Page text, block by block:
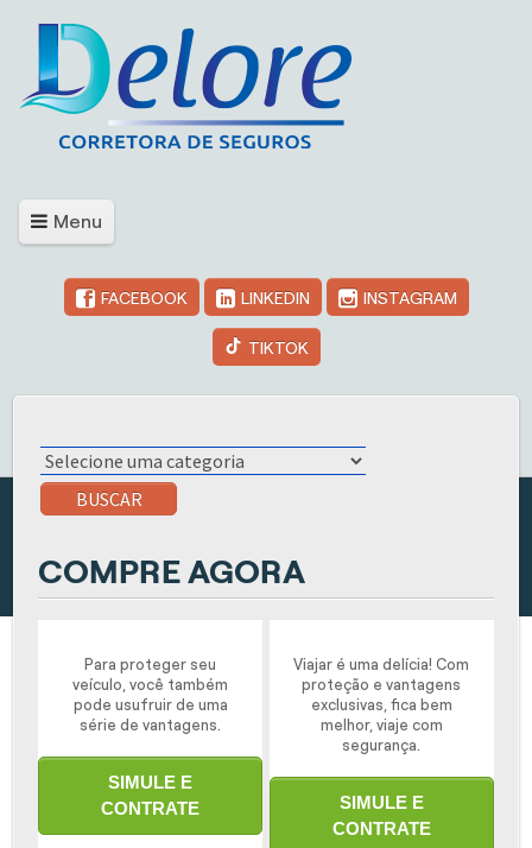
Menu
FACEBOOK LINKEDIN INSTAGRAM
TIKTOK
BUSCAR
COMPRE AGORA
Para proteger seu
veículo, você também
pode usufruir de uma
série de vantagens.
SIMULE E
CONTRATE
Viajar é uma delícia! Com
proteção e vantagens
exclusivas, fica bem
melhor, viaje com
segurança.
SIMULE E
CONTRATE